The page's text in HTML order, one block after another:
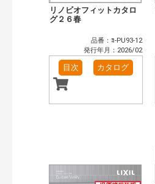
リノビオフィットカタロ
グ２６春
品番：ﾖ-PU93-12
発行年月：2026/02
目次 カタログ